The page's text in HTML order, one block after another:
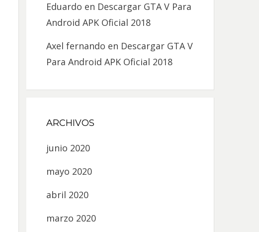
Eduardo en Descargar GTA V Para
Android APK Oficial 2018
Axel fernando en Descargar GTA V
Para Android APK Oficial 2018
ARCHIVOS
junio 2020
mayo 2020
abril 2020
marzo 2020